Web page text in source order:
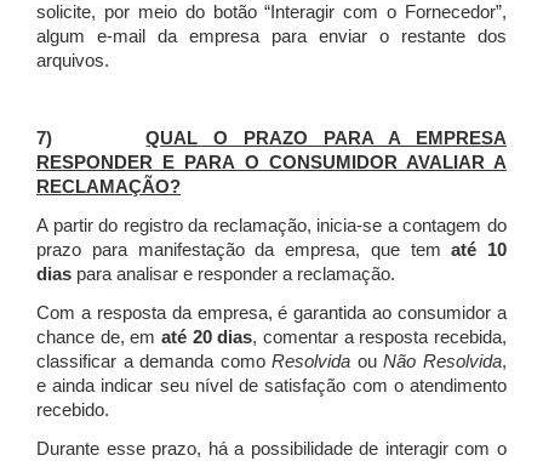
solicite, por meio do botão “Interagir com o Fornecedor”,
algum e-mail da empresa para enviar o restante dos
arquivos.
7)QUAL O PRAZO PARA A EMPRESA
RESPONDER E PARA O CONSUMIDOR AVALIAR A
RECLAMAÇÃO?
A partir do registro da reclamação, inicia-se a contagem do
prazo para manifestação da empresa, que tematé 10
dias para analisar e responder a reclamação.
Com a resposta da empresa, é garantida ao consumidor a
chance de, em até 20 dias, comentar a resposta recebida,
classificar a demanda comoResolvida ouNão Resolvida,
e ainda indicar seu nível de satisfação com o atendimento
recebido.
Durante esse prazo, há a possibilidade de interagir com o